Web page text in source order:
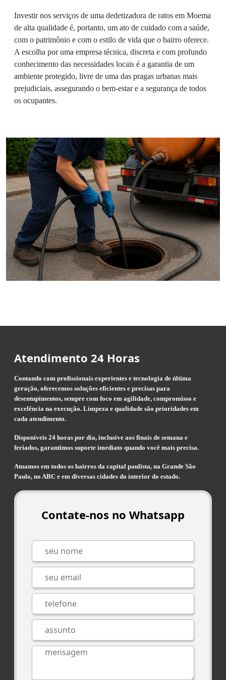
Investir nos serviços de uma dedetizadora de ratos em Moema
de alta qualidade é, portanto, um ato de cuidado com a saúde,
com o patrimônio e com o estilo de vida que o bairro oferece.
A escolha por uma empresa técnica, discreta e com profundo
conhecimento das necessidades locais é a garantia de um
ambiente protegido, livre de uma das pragas urbanas mais
prejudiciais, assegurando o bem-estar e a segurança de todos
os ocupantes.
Atendimento 24 Horas
Contando com profissionais experientes e tecnologia de última
geração, oferecemos soluções eficientes e precisas para
desentupimentos, sempre com foco em agilidade, compromisso e
excelência na execução. Limpeza e qualidade são prioridades em
cada atendimento.
Disponíveis 24 horas por dia, inclusive aos finais de semana e
feriados, garantimos suporte imediato quando você mais precisa.
Atuamos em todos os bairros da capital paulista, na Grande São
Paulo, no ABC e em diversas cidades do interior do estado.
Contate-nos no Whatsapp